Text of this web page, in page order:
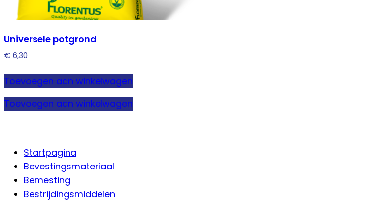
Universele potgrond
€ 6,30
Toevoegen aan winkelwagen
Toevoegen aan winkelwagen
Startpagina
Bevestingsmateriaal
Bemesting
Bestrijdingsmiddelen